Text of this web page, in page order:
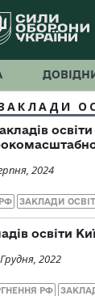
2024
ЗАКЛАДИ
освіти
2022
РФ